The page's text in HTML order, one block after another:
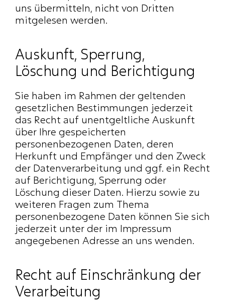
uns übermitteln, nicht von Dritten
mitgelesen werden.
Auskunft, Sperrung,
Löschung und Berichtigung
Sie haben im Rahmen der geltenden
gesetzlichen Bestimmungen jederzeit
das Recht auf unentgeltliche Auskunft
über Ihre gespeicherten
personenbezogenen Daten, deren
Herkunft und Empfänger und den Zweck
der Datenverarbeitung und ggf. ein Recht
auf Berichtigung, Sperrung oder
Löschung dieser Daten. Hierzu sowie zu
weiteren Fragen zum Thema
personenbezogene Daten können Sie sich
jederzeit unter der im Impressum
angegebenen Adresse an uns wenden.
Recht auf Einschränkung der
Verarbeitung